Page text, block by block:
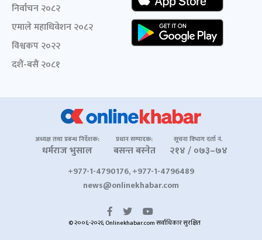
निर्वाचन २०८२
एमाले महाधिवेशन २०८२
विश्वकप २०२२
दशैं-बसैं २०८१
अध्यक्ष तथा प्रबन्ध निर्देशक:
धर्मराज भुसाल
प्रधान सम्पादक:
बसन्त बस्नेत
सूचना विभाग दर्ता नं.
२१४ / ०७३–७४
+977-1-4790176, +977-1-4796489
news@onlinekhabar.com
© २००६-२०२६ Onlinekhabar.com सर्वाधिकार सुरक्षित